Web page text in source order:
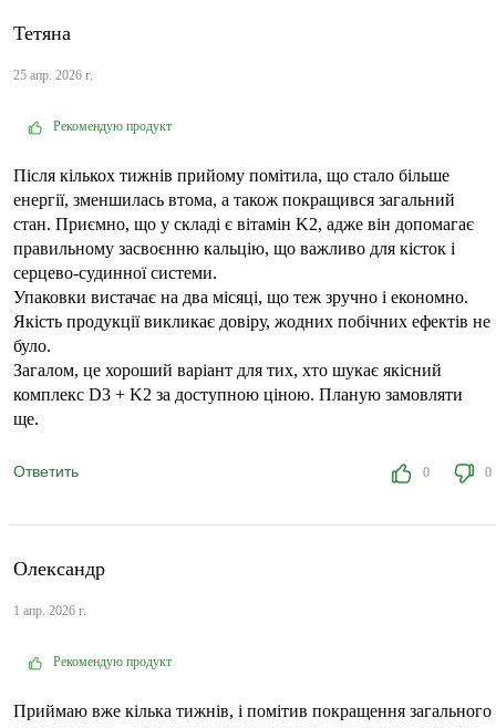
Тетяна
25 апр. 2026 г.
Рекомендую продукт
Після кількох тижнів прийому помітила, що стало більше
енергії, зменшилась втома, а також покращився загальний
стан. Приємно, що у складі є вітамін K2, адже він допомагає
правильному засвоєнню кальцію, що важливо для кісток і
серцево-судинної системи.
Упаковки вистачає на два місяці, що теж зручно і економно.
Якість продукції викликає довіру, жодних побічних ефектів не
було.
Загалом, це хороший варіант для тих, хто шукає якісний
комплекс D3 + K2 за доступною ціною. Планую замовляти
ще.
Ответить 0 0
Олександр
1 апр. 2026 г.
Рекомендую продукт
Приймаю вже кілька тижнів, і помітив покращення загального